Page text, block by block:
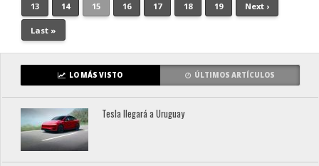
13 14 15 16 17 18 19 Next ›
Last »
LO MÁS VISTO ÚLTIMOS ARTÍCULOS
Tesla llegará a Uruguay